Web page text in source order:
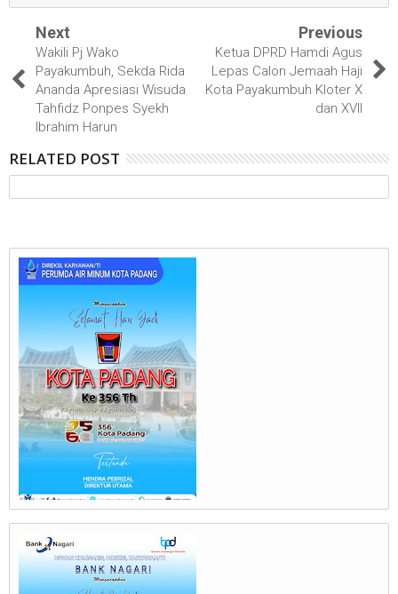
Next
Wakili Pj Wako
Payakumbuh, Sekda Rida
Ananda Apresiasi Wisuda
Tahfidz Ponpes Syekh
Ibrahim Harun
Previous
Ketua DPRD Hamdi Agus
Lepas Calon Jemaah Haji
Kota Payakumbuh Kloter X
dan XVII
RELATED POST